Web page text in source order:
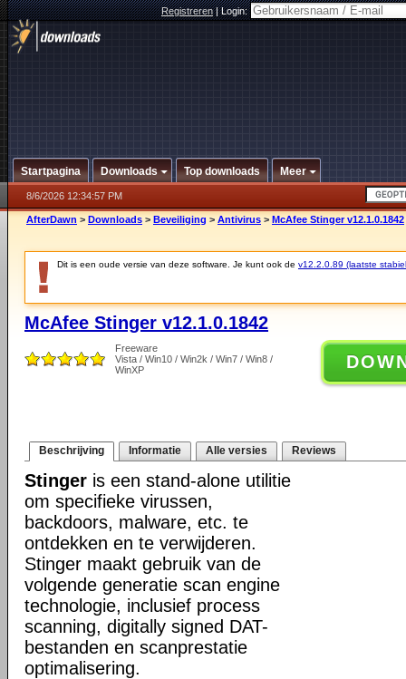
Registreren|Login:
Startpagina Downloads Top downloads Meer
8/6/2026 12:34:57 PM
AfterDawn > Downloads > Beveiliging > Antivirus > McAfee Stinger v12.1.0.1842
Dit is een oude versie van deze software. Je kunt ook de v12.2.0.89 (laatste
McAfee Stinger v12.1.0.1842
Freeware
Vista / Win10 / Win2k / Win7 / Win8 /
WinXP
Beschrijving Informatie Alle versies Reviews
Stinger is een stand-alone utilitie
om specifieke virussen,
backdoors, malware, etc. te
ontdekken en te verwijderen.
Stinger maakt gebruik van de
volgende generatie scan engine
technologie, inclusief process
scanning, digitally signed DAT-
bestanden en scanprestatie
optimalisering.